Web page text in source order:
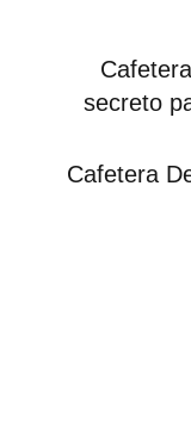
secreto
Cafetera